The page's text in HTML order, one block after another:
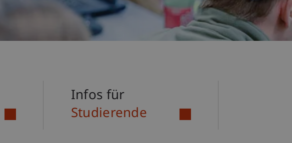
Infos für
Studierende